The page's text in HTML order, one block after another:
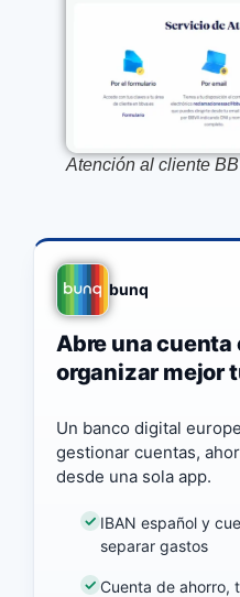
Atención al cliente
bunq
Abre una cuenta
organizar mejor
Un banco digital
gestionar cuentas,
desde una sola app.
IBAN español y
separar gastos
Cuenta de ahorro,